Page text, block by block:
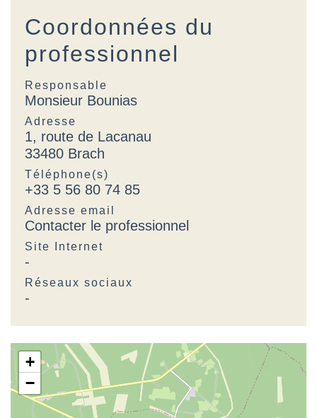
Coordonnées du
professionnel
Responsable
Monsieur Bounias
Adresse
1, route de Lacanau
33480 Brach
Téléphone(s)
+33 5 56 80 74 85
Adresse email
Contacter le professionnel
Site Internet
-
Réseaux sociaux
-
+
−